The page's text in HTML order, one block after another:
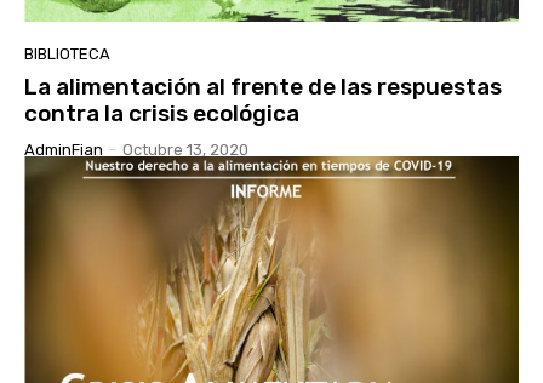
BIBLIOTECA
La alimentación al frente de las respuestas
contra la crisis ecológica
AdminFian - Octubre 13, 2020